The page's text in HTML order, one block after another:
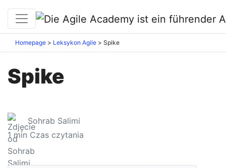
Homepage Leksykon Agile Spike
Spike
Sohrab Salimi
1 min Czas czytania